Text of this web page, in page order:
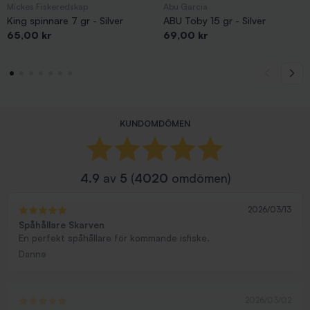
King spinnare 7 gr - Silver
Pris
65,00 kr
ABU Toby 15 gr - Silver
Pris
69,00 kr
KUNDOMDÖMEN
4.9 av 5 (4020 omdömen)
2026/03/13
Spåhållare Skarven
En perfekt spåhållare för kommande isfiske.
Danne